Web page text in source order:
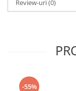
Review-uri(0)
-55%